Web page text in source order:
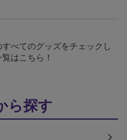
べてのグッズをチェックし
はこちら！
ら探す